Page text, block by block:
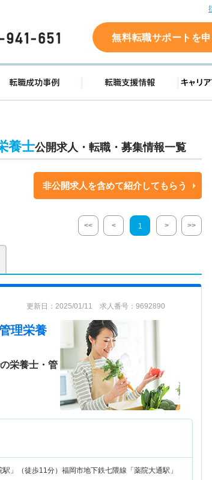
0120-941-651 無料転職サポートを
検索 転職成功事例 転職支援
養士公開求人・転職・募集情報一覧
非公開求人を含めて紹介してもらう
<< < 1 > >>
更新日：2025/01/11 求人番号：9692890
理栄養
栄養士・管
」（徒歩11分）福岡市地下鉄七隈線「薬院大通駅」